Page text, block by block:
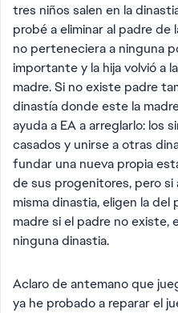
tres niños salen en la
probé a eliminar al padre de
no perteneciera a ninguna
importante y la hija volvió a
madre. Si no existe padre
dinastía donde este la
ayuda a EA a arreglarlo: los
casados y unirse a otras
fundar una nueva propia
de sus progenitores, pero
misma dinastia, eligen la del
madre si el padre no
ninguna dinastia.
Aclaro de antemano que
ya he probado a reparar el